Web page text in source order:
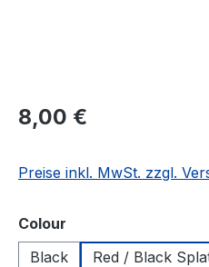
Regulärer Preis:
8,00 €
Preise inkl. MwSt. zzgl.
Colour
Black
Red / Black